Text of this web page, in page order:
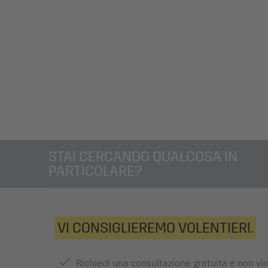
STAI CERCANDO QUALCOSA IN
PARTICOLARE?
VI CONSIGLIEREMO VOLENTIERI.
Richiedi una consultazione gratuita e non